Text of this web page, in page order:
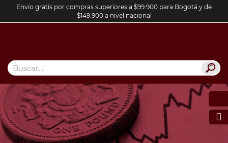
Envío gratis por compras superiores a $99.900 para Bogotá y de
$149.900 a nivel nacional
